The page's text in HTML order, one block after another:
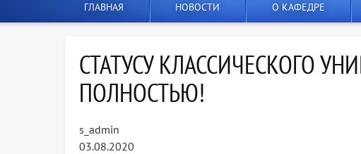
ГЛАВНАЯ НОВОСТИ О КАФЕДРЕ
СТАТУСУ КЛАССИЧЕСКОГО
ПОЛНОСТЬЮ!
s_admin
03.08.2020